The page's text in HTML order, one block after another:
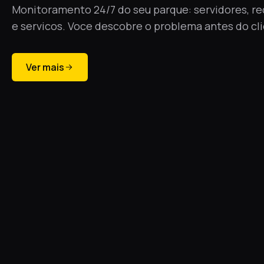
Perifericos, hardware gamer, componentes e
computadores. Estoque real e entrega para a
Ver mais